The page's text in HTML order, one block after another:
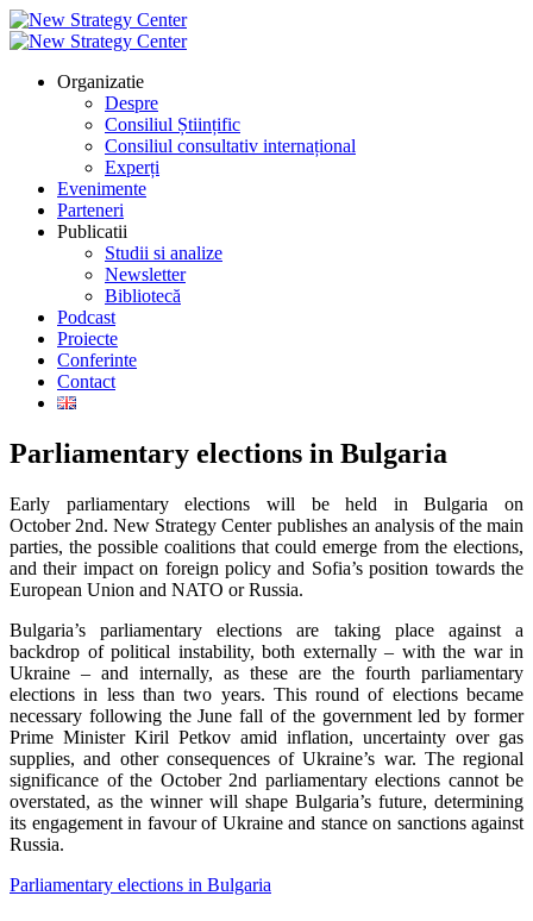
Organizatie
Despre
Consiliul Științific
Consiliul consultativ internațional
Experți
Evenimente
Parteneri
Publicatii
Studii si analize
Newsletter
Bibliotecă
Podcast
Proiecte
Conferinte
Contact
Parliamentary elections in Bulgaria
Early parliamentary elections will be held in Bulgaria on
October 2nd. New Strategy Center publishes an analysis of the main
parties, the possible coalitions that could emerge from the elections,
and their impact on foreign policy and Sofia’s position towards the
European Union and NATO or Russia.
Bulgaria’s parliamentary elections are taking place against a
backdrop of political instability, both externally – with the war in
Ukraine – and internally, as these are the fourth parliamentary
elections in less than two years. This round of elections became
necessary following the June fall of the government led by former
Prime Minister Kiril Petkov amid inflation, uncertainty over gas
supplies, and other consequences of Ukraine’s war. The regional
significance of the October 2nd parliamentary elections cannot be
overstated, as the winner will shape Bulgaria’s future, determining
its engagement in favour of Ukraine and stance on sanctions against
Russia.
Parliamentary elections in Bulgaria